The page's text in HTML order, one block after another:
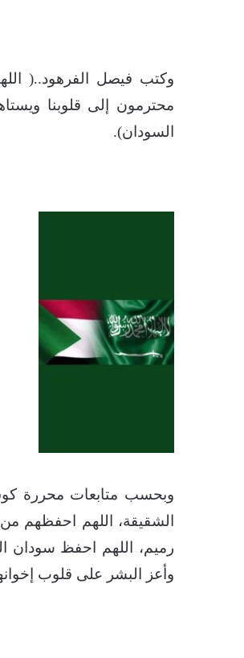
وكتب فيصل الفرهود..(
محترمون إلى قلوبنا
السودان).
وبحسب متابعات محررة
الشقيقة، اللهم احفظهم
رميم، اللهم احفظ سودان
وأعز البشر على قلوب